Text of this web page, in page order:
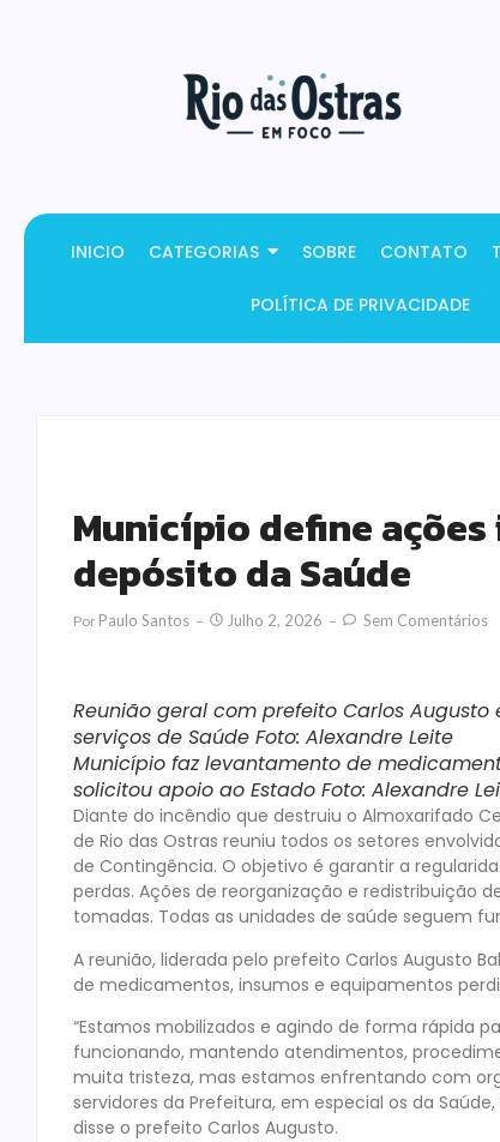
INICIO CATEGORIAS SOBRE CONTATO
POLÍTICA DE PRIVACIDADE
Município define
depósito da Saúde
Por Paulo Santos Julho 2, 2026 Sem Comentários
Reunião geral com prefeito Carlos
serviços de Saúde Foto: Alexandre Leite
Município faz levantamento de
solicitou apoio ao Estado Foto: Alexandre
Diante do incêndio que destruiu o Almoxarifado
de Rio das Ostras reuniu todos os setores
de Contingência. O objetivo é garantir a
perdas. Ações de reorganização e redistribuição
tomadas. Todas as unidades de saúde seguem
A reunião, liderada pelo prefeito Carlos Augusto
de medicamentos, insumos e equipamentos
“Estamos mobilizados e agindo de forma rápida
funcionando, mantendo atendimentos,
muita tristeza, mas estamos enfrentando com
servidores da Prefeitura, em especial os da
disse o prefeito Carlos Augusto.